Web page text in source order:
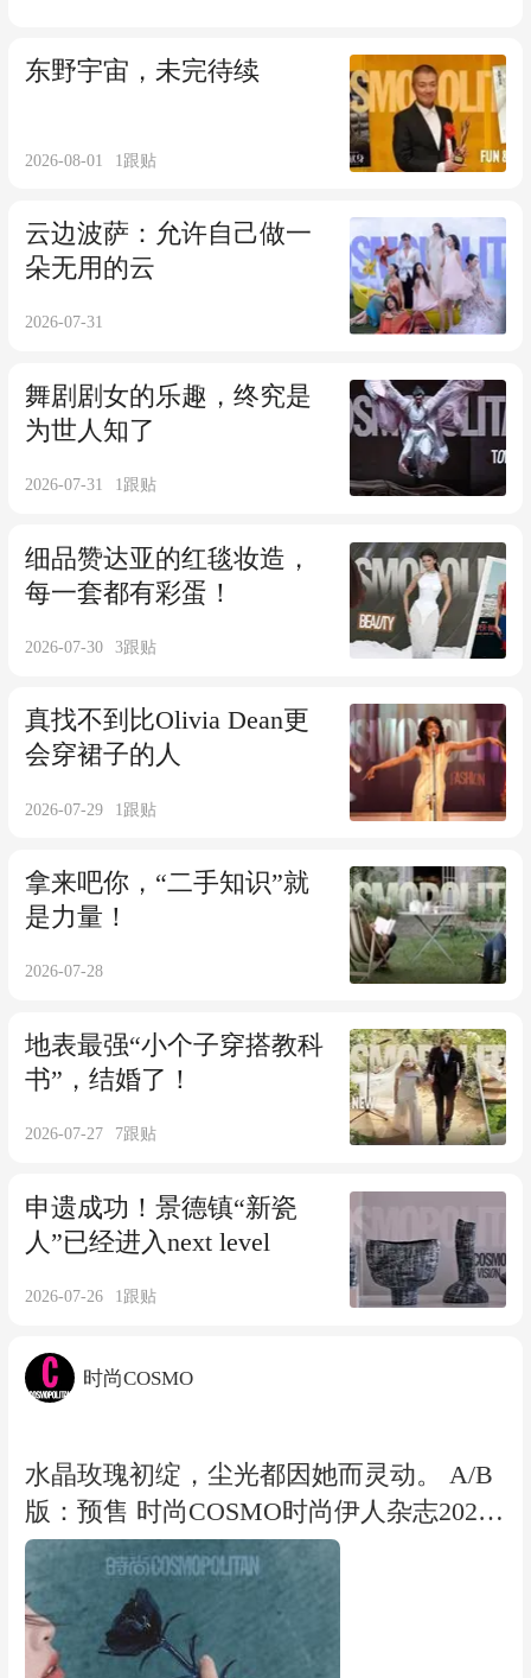
东野宇宙，未完待续
2026-08-01 1跟贴
云边波萨：允许自己做一
朵无用的云
2026-07-31
舞剧剧女的乐趣，终究是
为世人知了
2026-07-31 1跟贴
细品赞达亚的红毯妆造，
每一套都有彩蛋！
2026-07-30 3跟贴
真找不到比Olivia Dean更
会穿裙子的人
2026-07-29 1跟贴
拿来吧你，“二手知识”就
是力量！
2026-07-28
地表最强“小个子穿搭教科
书”，结婚了！
2026-07-27 7跟贴
申遗成功！景德镇“新瓷
人”已经进入next level
2026-07-26 1跟贴
时尚COSMO
水晶玫瑰初绽，尘光都因她而灵动。 A/B
版：预售 时尚COSMO时尚伊人杂志2026
年8期 封面 陈都灵 A/B版套装 期刊杂志 C
版：销量X2 预售 时尚COSMO时尚伊人杂
志2026年8期 封面 陈都灵 C版套装 期刊杂
志